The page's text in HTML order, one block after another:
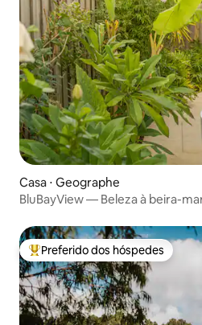
Casa ⋅ Geographe
BluBayView — Beleza à beira-
Entre os melhores preferidos dos
Preferido dos hóspedes